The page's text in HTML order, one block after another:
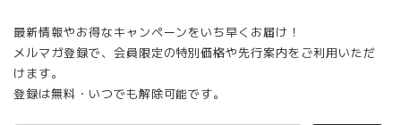
最新情報やお得なキャンペーンをいち早くお届け！
メルマガ登録で、会員限定の特別価格や先行案内をご利用いただ
けます。
登録は無料・いつでも解除可能です。